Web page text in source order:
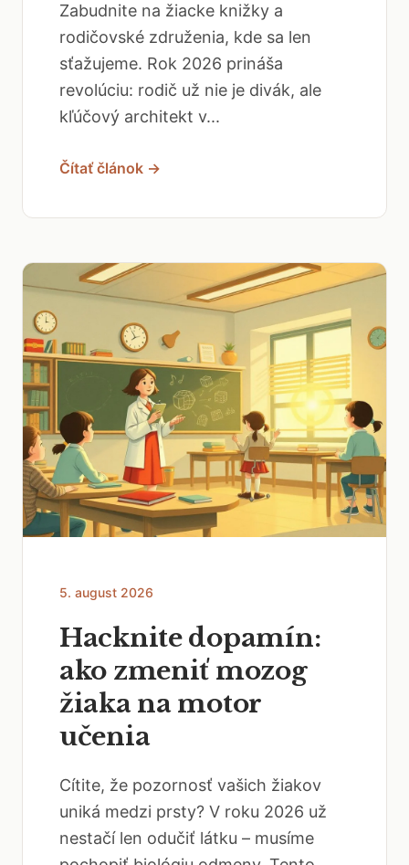
Zabudnite na žiacke knižky a
rodičovské združenia, kde sa len
sťažujeme. Rok 2026 prináša
revolúciu: rodič už nie je divák, ale
kľúčový architekt v...
Čítať článok →
5. august 2026
Hacknite dopamín:
ako zmeniť mozog
žiaka na motor
učenia
Cítite, že pozornosť vašich žiakov
uniká medzi prsty? V roku 2026 už
nestačí len odučiť látku – musíme